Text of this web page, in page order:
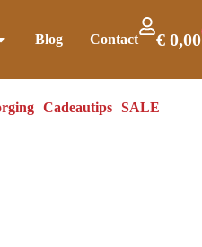
Blog Contact €0,00
Cadeautips SALE